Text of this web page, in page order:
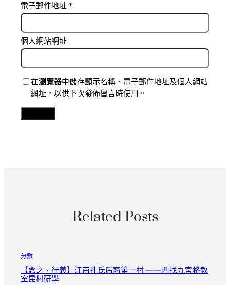
電子郵件地址 *
個人網站網址
在瀏覽器中儲存顯示名稱、電子郵件地址及個人網站
網址，以供下次發佈留言時使用。
Related Posts
分數
【念之、行義】江南孔氏后裔第一村 ——西找九宮格教
室昆村研學